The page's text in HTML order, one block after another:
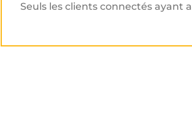
Seuls les clients connectés ayant